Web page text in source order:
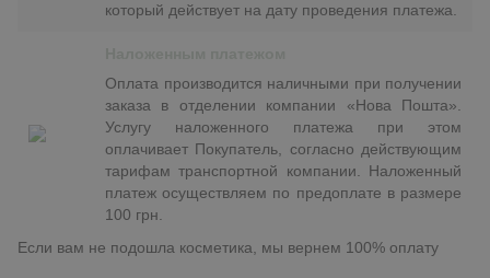
который действует на дату проведения платежа.
Оплата производится наличными при получении
заказа в отделении компании «Нова Пошта».
Услугу наложенного платежа при этом
оплачивает Покупатель, согласно действующим
тарифам транспортной компании. Наложенный
платеж осуществляем по предоплате в размере
100 грн.
Если вам не подошла косметика, мы вернем 100% оплату